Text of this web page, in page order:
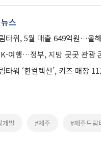
스
타워, 5월 매출 649억원…올
여행…정부, 지방 곳곳 관광
타워 ‘한컬렉션’, 키즈 매장
개발 #제주 #제주드림